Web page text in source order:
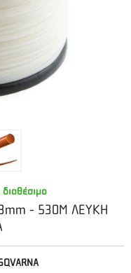
- 530M ΛΕΥΚΗ